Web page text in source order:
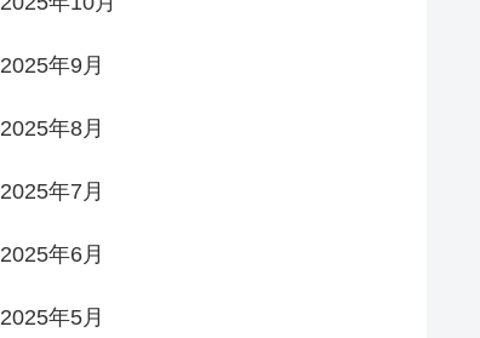
2025年9月
2025年8月
2025年7月
2025年6月
2025年5月